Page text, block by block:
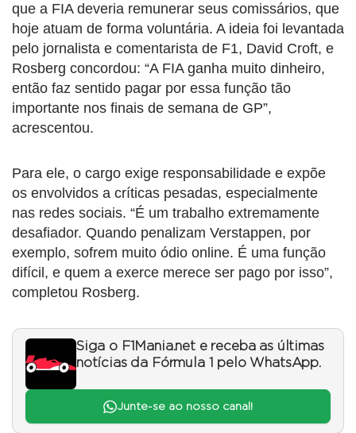
que a FIA deveria remunerar seus comissários, que
hoje atuam de forma voluntária. A ideia foi levantada
pelo jornalista e comentarista de F1, David Croft, e
Rosberg concordou: “A FIA ganha muito dinheiro,
então faz sentido pagar por essa função tão
importante nos finais de semana de GP”,
acrescentou.
Para ele, o cargo exige responsabilidade e expõe
os envolvidos a críticas pesadas, especialmente
nas redes sociais. “É um trabalho extremamente
desafiador. Quando penalizam Verstappen, por
exemplo, sofrem muito ódio online. É uma função
difícil, e quem a exerce merece ser pago por isso”,
completou Rosberg.
Siga o F1Mania.net e receba as últimas
notícias da Fórmula 1 pelo WhatsApp.
Junte-se ao nosso canal!